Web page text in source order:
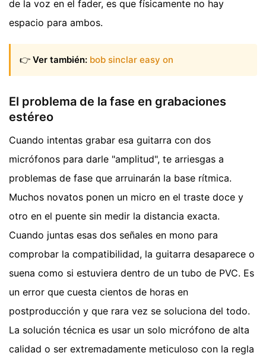
de la voz en el fader, es que físicamente no hay
espacio para ambos.
👉 Ver también: bob sinclar easy on
El problema de la fase en grabaciones
estéreo
Cuando intentas grabar esa guitarra con dos
micrófonos para darle "amplitud", te arriesgas a
problemas de fase que arruinarán la base rítmica.
Muchos novatos ponen un micro en el traste doce y
otro en el puente sin medir la distancia exacta.
Cuando juntas esas dos señales en mono para
comprobar la compatibilidad, la guitarra desaparece o
suena como si estuviera dentro de un tubo de PVC. Es
un error que cuesta cientos de horas en
postproducción y que rara vez se soluciona del todo.
La solución técnica es usar un solo micrófono de alta
calidad o ser extremadamente meticuloso con la regla